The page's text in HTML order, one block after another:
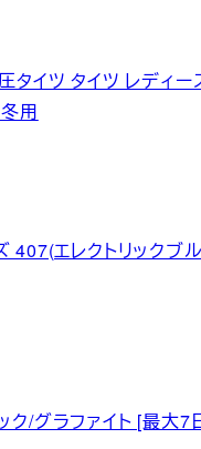
タイツ タイツ レディ
用
エレクトリックブ
/グラファイト [最大7